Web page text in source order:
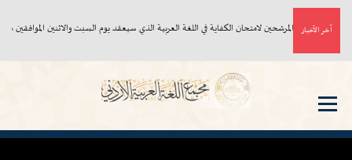
آخر الأخبارأسماء المرشحين لامتحان الكفاية في اللغة العربية الذي سيعقد يوم السبت والاثنين الموافقين ٨، ١٠/ ٨/ ٢٠٢٦م